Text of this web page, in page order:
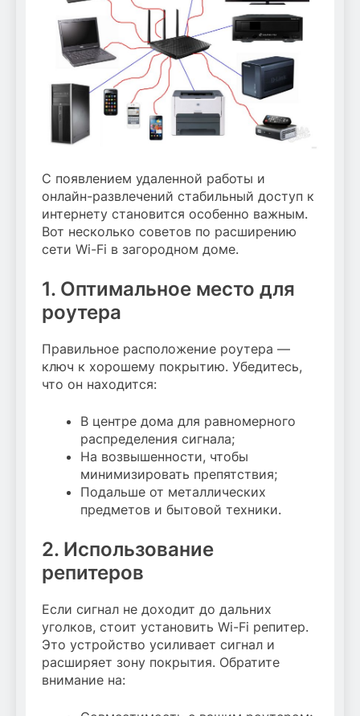
С появлением удаленной работы и
онлайн-развлечений стабильный доступ к
интернету становится особенно важным.
Вот несколько советов по расширению
сети Wi-Fi в загородном доме.
1. Оптимальное место для
роутера
Правильное расположение роутера —
ключ к хорошему покрытию. Убедитесь,
что он находится:
В центре дома для равномерного
распределения сигнала;
На возвышенности, чтобы
минимизировать препятствия;
Подальше от металлических
предметов и бытовой техники.
2. Использование
репитеров
Если сигнал не доходит до дальних
уголков, стоит установить Wi-Fi репитер.
Это устройство усиливает сигнал и
расширяет зону покрытия. Обратите
внимание на: